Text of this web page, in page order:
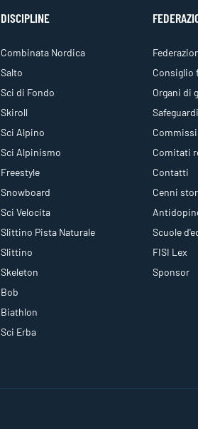
DISCIPLINE
Combinata Nordica
Salto
Sci di Fondo
Skiroll
Sci Alpino
Sci Alpinismo
Freestyle
Snowboard
Sci Velocita
Slittino Pista Naturale
Slittino
Skeleton
Bob
Biathlon
Sci Erba
Consiglio
Organi di
Comitati
Contatti
Cenni
Scuole
FISI Lex
Sponsor